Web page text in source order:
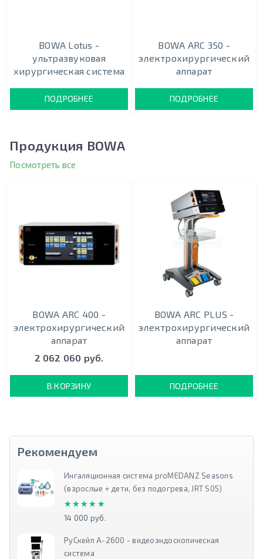
BOWA Lotus -
ультразвуковая
хирургическая система
ПОДРОБНЕЕ
BOWA ARC 350 -
электрохирургический
аппарат
ПОДРОБНЕЕ
Продукция BOWA
Посмотреть все
BOWA ARC 400 -
электрохирургический
аппарат
2 062 060 руб.
В КОРЗИНУ
BOWA ARC PLUS -
электрохирургический
аппарат
ПОДРОБНЕЕ
Рекомендуем
Ингаляционная система proMEDANZ Seasons
(взрослые + дети, без подогрева, JRT S05)
★★★★★
★★★★★
14 000 руб.
РуСкейп А-2600 - видеоэндоскопическая
система